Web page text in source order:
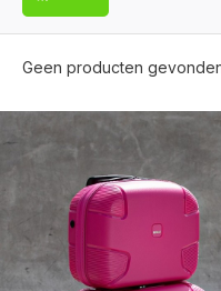
Geen producten